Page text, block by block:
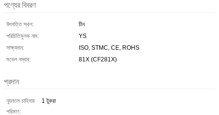
পণ্যের বিবরণ
উৎপত্তি স্থল:
চীন
পরিচিতিমুলক নাম:
YS
সাক্ষ্যদান:
ISO, STMC, CE, ROHS
মডেল নম্বার:
81X (CF281X)
প্রদান
ন্যূনতম চাহিদার
পরিমাণ:
1 টুকরা